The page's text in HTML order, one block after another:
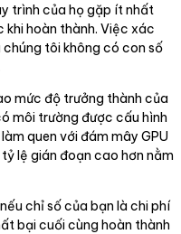
trình của họ gặp ít nhất
hoàn thành. Việc xác
tôi không có con số
mức độ trưởng thành của
môi trường được cấu hình
quen với đám mây GPU
lệ gián đoạn cao hơn nằm
chỉ số của bạn là chi phí
bại cuối cùng hoàn thành